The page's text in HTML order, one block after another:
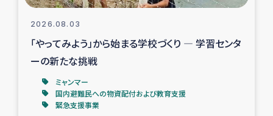
レバノンでのシリア難民・レバノン人への農業支援
海外ルーツの市民との共生
神原ゼミxパルシック
2026.08.03
「やってみよう」から始まる学校づくり ― 学習センタ
ーの新たな挑戦
ミャンマー
国内避難民への物資配付および教育支援
緊急支援事業